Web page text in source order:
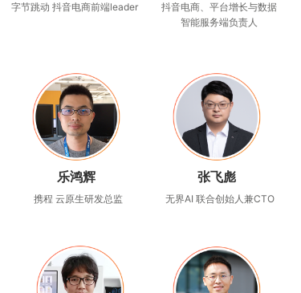
字节跳动 抖音电商前端leader
乐鸿辉
携程 云原生研发总监
张飞彪
无界AI 联合创始人兼CTO
抖音电商、平台增长与数据
智能服务端负责人